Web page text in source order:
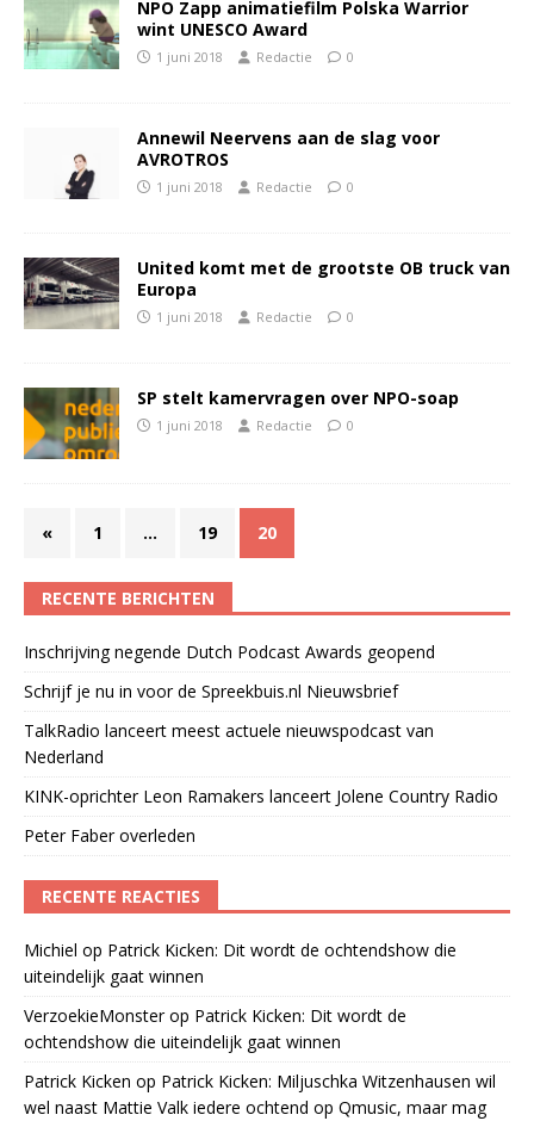
NPO Zapp animatiefilm Polska Warrior
wint UNESCO Award
1 juni 2018 Redactie 0
Annewil Neervens aan de slag voor
AVROTROS
1 juni 2018 Redactie 0
United komt met de grootste OB truck van
Europa
1 juni 2018 Redactie 0
SP stelt kamervragen over NPO-soap
1 juni 2018 Redactie 0
« 1 … 19 20
RECENTE BERICHTEN
Inschrijving negende Dutch Podcast Awards geopend
Schrijf je nu in voor de Spreekbuis.nl Nieuwsbrief
TalkRadio lanceert meest actuele nieuwspodcast van
Nederland
KINK-oprichter Leon Ramakers lanceert Jolene Country Radio
Peter Faber overleden
RECENTE REACTIES
Michiel op Patrick Kicken: Dit wordt de ochtendshow die
uiteindelijk gaat winnen
VerzoekieMonsterop Patrick Kicken: Dit wordt de
ochtendshow die uiteindelijk gaat winnen
Patrick Kicken op Patrick Kicken: Miljuschka Witzenhausen wil
wel naast Mattie Valk iedere ochtend op Qmusic, maar mag